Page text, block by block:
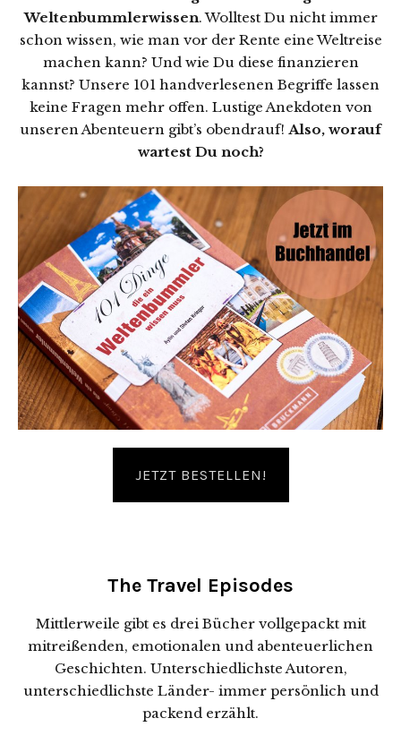
Weltenbummlerwissen. Wolltest Du nicht immer
schon wissen, wie man vor der Rente eine Weltreise
machen kann? Und wie Du diese finanzieren
kannst? Unsere 101 handverlesenen Begriffe lassen
keine Fragen mehr offen. Lustige Anekdoten von
unseren Abenteuern gibt’s obendrauf! Also, worauf
wartest Du noch?
JETZT BESTELLEN!
The Travel Episodes
Mittlerweile gibt es drei Bücher vollgepackt mit
mitreißenden, emotionalen und abenteuerlichen
Geschichten. Unterschiedlichste Autoren,
unterschiedlichste Länder- immer persönlich und
packend erzählt.